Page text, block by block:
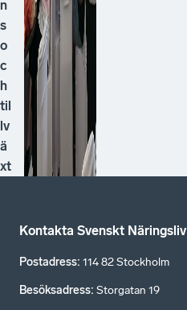
n
s
o
c
h
til
lv
ä
xt
Kontakta Svenskt Näringsliv
Postadress: 114 82 Stockholm
Besöksadress: Storgatan 19